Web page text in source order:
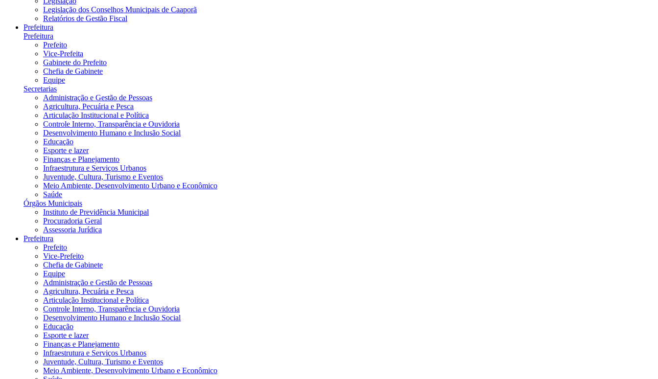
Legislação dos Conselhos Municipais de Caaporã
Relatórios de Gestão Fiscal
Prefeitura
Prefeitura
Prefeito
Vice-Prefeita
Gabinete do Prefeito
Chefia de Gabinete
Equipe
Secretarias
Administração e Gestão de Pessoas
Agricultura, Pecuária e Pesca
Articulação Institucional e Política
Controle Interno, Transparência e Ouvidoria
Desenvolvimento Humano e Inclusão Social
Educação
Esporte e lazer
Finanças e Planejamento
Infraestrutura e Serviços Urbanos
Juventude, Cultura, Turismo e Eventos
Meio Ambiente, Desenvolvimento Urbano e Econômico
Saúde
Órgãos Municipais
Instituto de Previdência Municipal
Procuradoria Geral
Assessoria Jurídica
Prefeitura
Prefeito
Vice-Prefeito
Chefia de Gabinete
Equipe
Administração e Gestão de Pessoas
Agricultura, Pecuária e Pesca
Articulação Institucional e Política
Controle Interno, Transparência e Ouvidoria
Desenvolvimento Humano e Inclusão Social
Educação
Esporte e lazer
Finanças e Planejamento
Infraestrutura e Serviços Urbanos
Juventude, Cultura, Turismo e Eventos
Meio Ambiente, Desenvolvimento Urbano e Econômico